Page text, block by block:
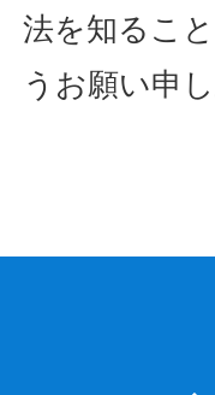
法を知るこ
うお願い申